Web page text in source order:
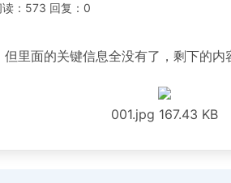
：573 回复：0
里面的关键信息全没有了，剩下的
001.jpg 167.43 KB